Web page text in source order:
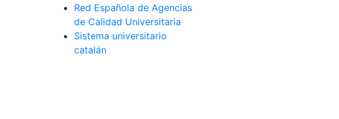
Red Española de Agencias
de Calidad Universitaria
Sistema universitario
catalán